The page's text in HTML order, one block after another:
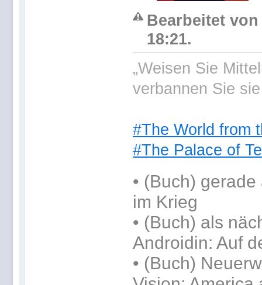
Bearbeitet
18:21.
„Weisen Sie
verbannen Sie
#The World from
#The Palace of
• (Buch) gerade
im Krieg
• (Buch) als
Androidin: Auf
• (Buch)